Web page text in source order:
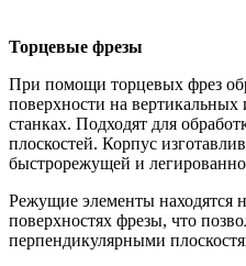
Торцевые фрезы
При помощи торцевых фрез
поверхности на
станках. Подходят для
плоскостей. Корпус
быстрорежущей и
Режущие элементы находятся
поверхностях фрезы, что
перпендикулярными